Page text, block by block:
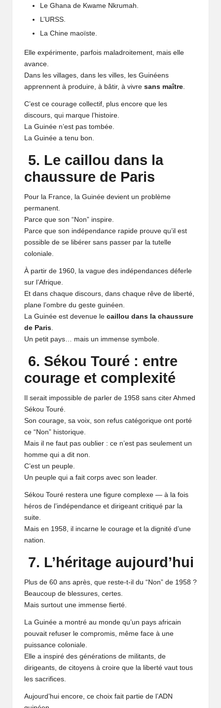
Le Ghana de Kwame Nkrumah.
L’URSS.
La Chine maoïste.
Elle expérimente, parfois maladroitement, mais elle
avance.
Dans les villages, dans les villes, les Guinéens
apprennent à produire, à bâtir, à vivre sans maître.
C’est ce courage collectif, plus encore que les
discours, qui marque l’histoire.
La Guinée n’est pas tombée.
La Guinée a tenu bon.
5. Le caillou dans la
chaussure de Paris
Pour la France, la Guinée devient un problème
permanent.
Parce que son “Non” inspire.
Parce que son indépendance rapide prouve qu’il est
possible de se libérer sans passer par la tutelle
coloniale.
À partir de 1960, la vague des indépendances déferle
sur l’Afrique.
Et dans chaque discours, dans chaque rêve de liberté,
plane l’ombre du geste guinéen.
La Guinée est devenue le caillou dans la chaussure
de Paris.
Un petit pays… mais un immense symbole.
6. Sékou Touré : entre
courage et complexité
Il serait impossible de parler de 1958 sans citer Ahmed
Sékou Touré.
Son courage, sa voix, son refus catégorique ont porté
ce “Non” historique.
Mais il ne faut pas oublier : ce n’est pas seulement un
homme qui a dit non.
C’est un peuple.
Un peuple qui a fait corps avec son leader.
Sékou Touré restera une figure complexe — à la fois
héros de l’indépendance et dirigeant critiqué par la
suite.
Mais en 1958, il incarne le courage et la dignité d’une
nation.
7. L’héritage aujourd’hui
Plus de 60 ans après, que reste-t-il du “Non” de 1958 ?
Beaucoup de blessures, certes.
Mais surtout une immense fierté.
La Guinée a montré au monde qu’un pays africain
pouvait refuser le compromis, même face à une
puissance coloniale.
Elle a inspiré des générations de militants, de
dirigeants, de citoyens à croire que la liberté vaut tous
les sacrifices.
Aujourd’hui encore, ce choix fait partie de l’ADN